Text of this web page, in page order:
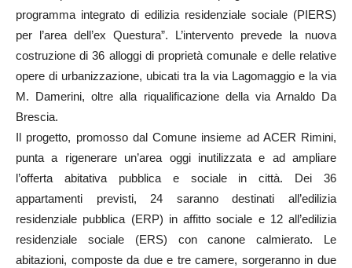
programma integrato di edilizia residenziale sociale (PIERS)
per l’area dell’ex Questura”. L’intervento prevede la nuova
costruzione di 36 alloggi di proprietà comunale e delle relative
opere di urbanizzazione, ubicati tra la via Lagomaggio e la via
M. Damerini, oltre alla riqualificazione della via Arnaldo Da
Brescia.
Il progetto, promosso dal Comune insieme ad ACER Rimini,
punta a rigenerare un’area oggi inutilizzata e ad ampliare
l’offerta abitativa pubblica e sociale in città. Dei 36
appartamenti previsti, 24 saranno destinati all’edilizia
residenziale pubblica (ERP) in affitto sociale e 12 all’edilizia
residenziale sociale (ERS) con canone calmierato. Le
abitazioni, composte da due e tre camere, sorgeranno in due